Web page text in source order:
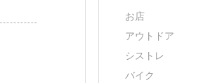
お店
アウトドア
シストレ
バイク